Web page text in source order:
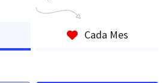
Cada Mes